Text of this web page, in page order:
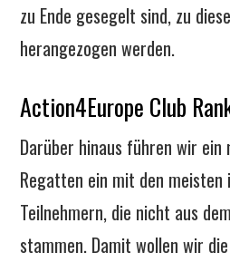
zu Ende gesegelt sind, zu
herangezogen werden.
Action4Europe Club
Darüber hinaus führen wir ein
Regatten ein mit den
Teilnehmern, die nicht aus
stammen. Damit wollen wir